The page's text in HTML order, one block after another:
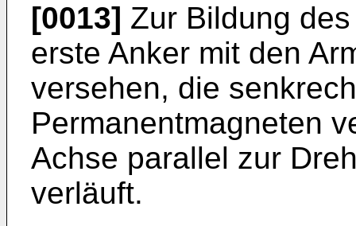
[0013] Zur Bildung
erste Anker mit den
versehen, die
Permanentmagneten
Achse parallel zur
verläuft.